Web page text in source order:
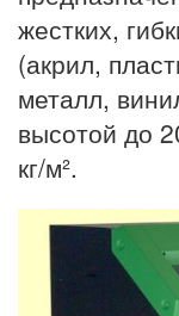
жестких,
(акрил,
металл,
высотой до
кг/м².